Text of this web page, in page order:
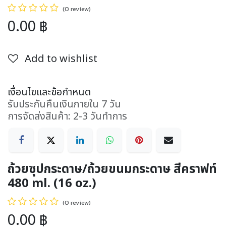
(0 review)
0.00 ฿
Add to wishlist
เงื่อนไขและข้อกำหนด
รับประกันคืนเงินภายใน 7 วัน
การจัดส่งสินค้า: 2-3 วันทำการ
ถ้วยซุปกระดาษ/ถ้วยขนมกระดาษ สีคราฟท์
480 ml. (16 oz.)
(0 review)
0.00 ฿